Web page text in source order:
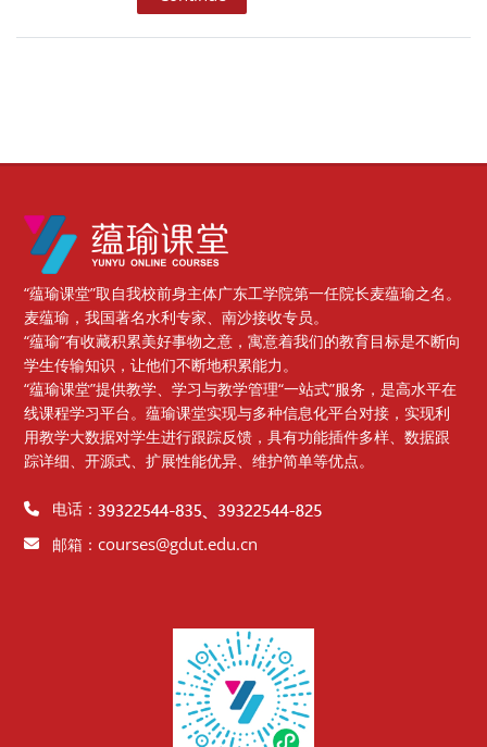
Blocks
“蕴瑜课堂”取自我校前身主体广东工学院第一任院长麦蕴瑜之名。
麦蕴瑜，我国著名水利专家、南沙接收专员。
“蕴瑜”有收藏积累美好事物之意，寓意着我们的教育目标是不断向
学生传输知识，让他们不断地积累能力。
“蕴瑜课堂”提供教学、学习与教学管理“一站式”服务，是高水平在
线课程学习平台。蕴瑜课堂实现与多种信息化平台对接，实现利
用教学大数据对学生进行跟踪反馈，具有功能插件多样、数据跟
踪详细、开源式、扩展性能优异、维护简单等优点。
电话：
邮箱：courses@gdut.edu.cn